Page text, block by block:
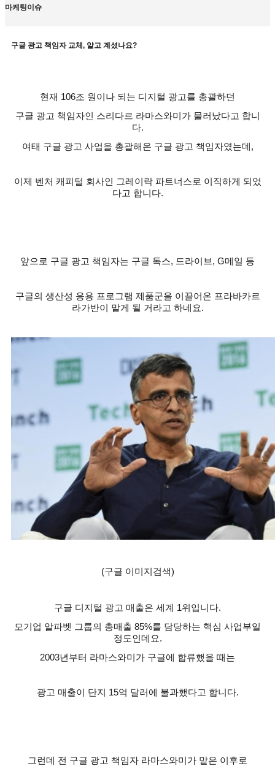
마케팅이슈
구글 광고 책임자 교체, 알고 계셨나요?
현재 106조 원이나 되는 디지털 광고를 총괄하던
구글 광고 책임자인 스리다르 라마스와미가 물러났다고 합니
다.
여태 구글 광고 사업을 총괄해온 구글 광고 책임자였는데 ,
이제 벤처 캐피털 회사인 그레이락 파트너스로 이직하게 되었
다고 합니다.
앞으로 구글 광고 책임자는 구글 독스, 드라이브, G메일 등
구글의 생산성 응용 프로그램 제품군을 이끌어온 프라바카르
라가반이 맡게 될 거라고 하네요.
(구글 이미지검색)
구글 디지털 광고 매출은 세계 1위입니다.
모기업 알파벳 그룹의 총매출 85%를 담당하는 핵심 사업부일
정도인데요.
2003년부터 라마스와미가 구글에 합류했을 때는
광고 매출이 단지 15억 달러에 불과했다고 합니다.
그런데 전 구글 광고 책임자 라마스와미가 맡은 이후로